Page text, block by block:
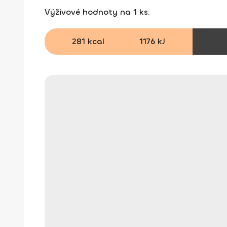
Výživové hodnoty na 1 ks:
281 kcal 1176 kJ